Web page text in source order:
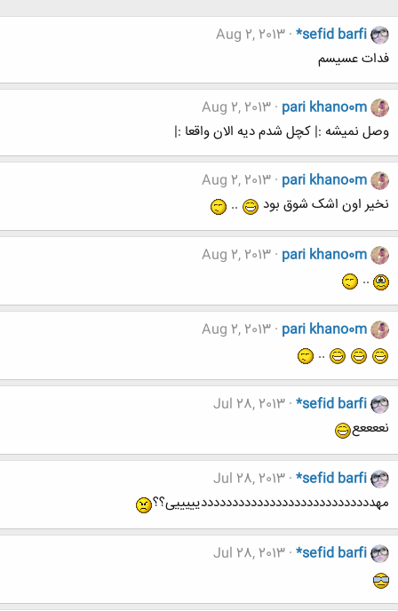
*sefid barfi
Aug 2, 2013
فدات عسیسم
pari khano0m
Aug 2, 2013
وصل نمیشه :| کچل شدم دیه الان واقعا :|
pari khano0m
Aug 2, 2013
نخیر اون اشک شوق بود
..
pari khano0m
Aug 2, 2013
..
pari khano0m
Aug 2, 2013
..
*sefid barfi
Jul 28, 2013
نععععع
*sefid barfi
Jul 28, 2013
مهددددددددددددددددددددددددددددیییییی؟؟
*sefid barfi
Jul 28, 2013